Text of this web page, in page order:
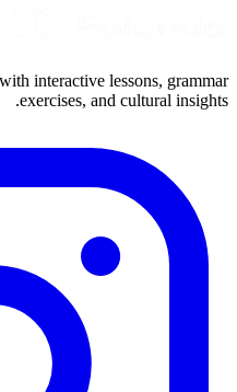
interactive lessons, grammar
exercises, and cultural insights.